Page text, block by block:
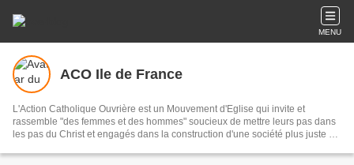
MENU
ACO Ile de France
L'Action Catholique Ouvrière est un Mouvement d'Eglise qui invite et
rassemble "des femmes et des hommes" soucieux de mettre leurs pas dans
les pas du Christ et engagés dans la construction d'une société plus juste où